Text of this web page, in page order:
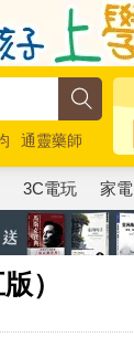
通靈藥師
3C電玩 家電
）